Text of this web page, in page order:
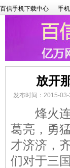
百信手机下载中心 手
放开
发布时间：2015-
烽火连
葛亮，勇
才济济，
们对于三